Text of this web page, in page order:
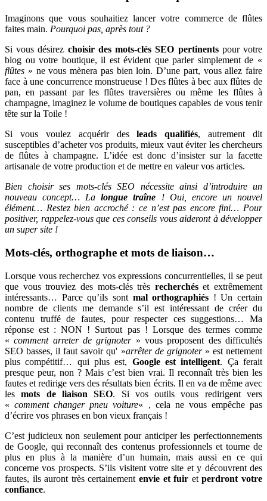
Imaginons que vous souhaitiez lancer votre commerce de flûtes
faites main. Pourquoi pas, après tout ?
Si vous désirez choisir des mots-clés SEO pertinentspour votre
blog ou votre boutique, il est évident que parler simplement de «
flûtes » ne vous mènera pas bien loin. D’une part, vous allez faire
face à une concurrence monstrueuse ! Des flûtes à bec aux flûtes de
pan, en passant par les flûtes traversières ou même les flûtes à
champagne, imaginez le volume de boutiques capables de vous tenir
tête sur la Toile !
Si vous voulez acquérir desleads qualifiés, autrement dit
susceptibles d’acheter vos produits, mieux vaut éviter les chercheurs
de flûtes à champagne. L’idée est donc d’insister sur la facette
artisanale de votre production et de mettre en valeur vos articles.
Bien choisir ses mots-clés SEO nécessite ainsi d’introduire un
nouveau concept… Lalongue traîne ! Oui, encore un nouvel
élément… Restez bien accroché : ce n’est pas encore fini… Pour
positiver, rappelez-vous que ces conseils vous aideront à développer
un super site !
Mots-clés, orthographe et mots de liaison…
Lorsque vous recherchez vos expressions concurrentielles, il se peut
que vous trouviez des mots-clés très recherchéset extrêmement
intéressants… Parce qu’ils sontmal orthographiés ! Un certain
nombre de clients me demande s’il est intéressant de créer du
contenu truffé de fautes, pour respecter ces suggestions… Ma
réponse est : NON ! Surtout pas ! Lorsque des termes comme
«comment arreter de grignoter» vous proposent des difficultés
SEO basses, il faut savoir qu' »arrêter de grignoter» est nettement
plus compétitif… qui plus est, Google est intelligent. Ça ferait
presque peur, non ? Mais c’est bien vrai. Il reconnaît très bien les
fautes et redirige vers des résultats bien écrits. Il en va de même avec
lesmots de liaison SEO. Si vos outils vous redirigent vers
«comment changer pneu voiture« , cela ne vous empêche pas
d’écrire vos phrases en bon vieux français !
C’est judicieux non seulement pour anticiper les perfectionnements
de Google, qui reconnaît des contenus professionnels et tourne de
plus en plus à la manière d’un humain, mais aussi en ce qui
concerne vos prospects. S’ils visitent votre site et y découvrent des
fautes, ils auront très certainement envie et fuir etperdront votre
confiance.